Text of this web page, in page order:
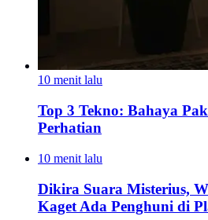
10 menit lalu
Top 3 Tekno: Bahaya
Perhatian
10 menit lalu
Dikira Suara Misterius,
Kaget Ada Penghuni di